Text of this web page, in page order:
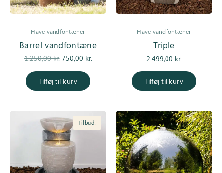
Have vandfontæner
Barrel vandfontæne
1.250,00kr.
Den
pris var:
1.250,00 kr..
750,00 kr.
Tilføj til kurv
Have vandfontæner
Triple
2.499,00 kr.
Tilføj til kurv
Tilbud!